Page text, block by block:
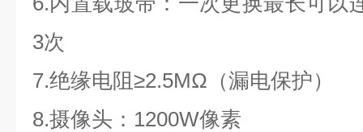
3次
7.绝缘电阻≥2.5MΩ（漏电保护）
8.摄像头：1200W像素